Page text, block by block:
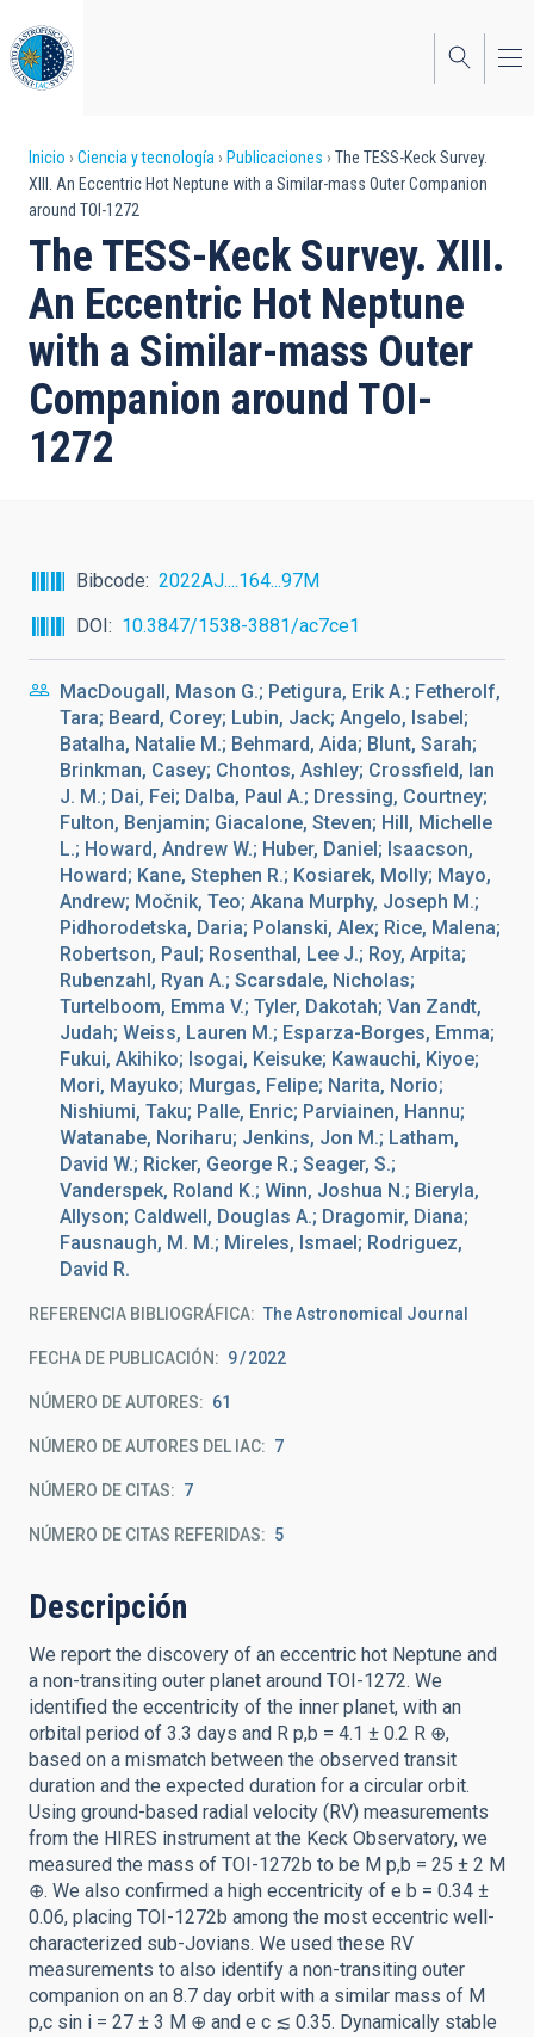
al
contenido
principal
Sobrescribir
enlaces
de
ayuda
a
la
navegación
Inicio Ciencia y tecnología Publicaciones
The TESS-Keck Survey.
XIII. An Eccentric Hot Neptune with a Similar-mass Outer Companion
around TOI-1272
The TESS-Keck Survey. XIII.
An Eccentric Hot Neptune
with a Similar-mass Outer
Companion around TOI-
1272
Bibcode
2022AJ....164...97M
DOI
10.3847/1538-3881/ac7ce1
MacDougall, Mason G.; Petigura, Erik A.; Fetherolf,
Tara; Beard, Corey; Lubin, Jack; Angelo, Isabel;
Batalha, Natalie M.; Behmard, Aida; Blunt, Sarah;
Brinkman, Casey; Chontos, Ashley; Crossfield, Ian
J. M.; Dai, Fei; Dalba, Paul A.; Dressing, Courtney;
Fulton, Benjamin; Giacalone, Steven; Hill, Michelle
L.; Howard, Andrew W.; Huber, Daniel; Isaacson,
Howard; Kane, Stephen R.; Kosiarek, Molly; Mayo,
Andrew; Močnik, Teo; Akana Murphy, Joseph M.;
Pidhorodetska, Daria; Polanski, Alex; Rice, Malena;
Robertson, Paul; Rosenthal, Lee J.; Roy, Arpita;
Rubenzahl, Ryan A.; Scarsdale, Nicholas;
Turtelboom, Emma V.; Tyler, Dakotah; Van Zandt,
Judah; Weiss, Lauren M.; Esparza-Borges, Emma;
Fukui, Akihiko; Isogai, Keisuke; Kawauchi, Kiyoe;
Mori, Mayuko; Murgas, Felipe; Narita, Norio;
Nishiumi, Taku; Palle, Enric; Parviainen, Hannu;
Watanabe, Noriharu; Jenkins, Jon M.; Latham,
David W.; Ricker, George R.; Seager, S.;
Vanderspek, Roland K.; Winn, Joshua N.; Bieryla,
Allyson; Caldwell, Douglas A.; Dragomir, Diana;
Fausnaugh, M. M.; Mireles, Ismael; Rodriguez,
David R.
REFERENCIA BIBLIOGRÁFICA The Astronomical Journal
FECHA DE PUBLICACIÓN: 9 2022
NÚMERO DE AUTORES 61
NÚMERO DE AUTORES DEL IAC 7
NÚMERO DE CITAS 7
NÚMERO DE CITAS REFERIDAS 5
Descripción
We report the discovery of an eccentric hot Neptune and
a non-transiting outer planet around TOI-1272. We
identified the eccentricity of the inner planet, with an
orbital period of 3.3 days and R p,b = 4.1 ± 0.2 R ⊕,
based on a mismatch between the observed transit
duration and the expected duration for a circular orbit.
Using ground-based radial velocity (RV) measurements
from the HIRES instrument at the Keck Observatory, we
measured the mass of TOI-1272b to be M p,b = 25 ± 2 M
⊕. We also confirmed a high eccentricity of e b = 0.34 ±
0.06, placing TOI-1272b among the most eccentric well-
characterized sub-Jovians. We used these RV
measurements to also identify a non-transiting outer
companion on an 8.7 day orbit with a similar mass of M
p,c sin i = 27 ± 3 M ⊕ and e c ≲ 0.35. Dynamically stable